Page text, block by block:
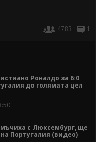
4783
1
Роналдо за 6:0
до голямата цел
с Люксембург, ще
Португалия (видео)